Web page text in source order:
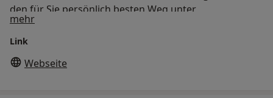
den für Sie persönlich besten Weg unter
Berücksichtigung aller Faktoren der Zahnheilkunde zu
finden. Die wichtigsten Elemente sind der Befund die
Materials die Qualität des Zahntechnik-Labors der
mehrÜber uns
Link
Webseite